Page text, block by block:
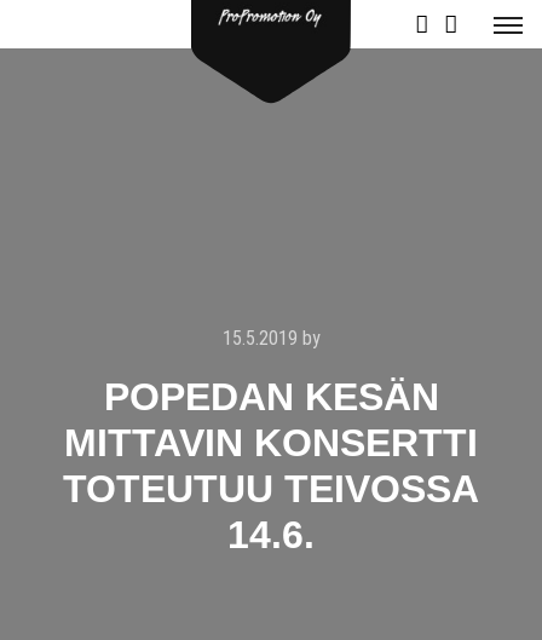
15.5.2019 by
POPEDAN KESÄN
MITTAVIN KONSERTTI
TOTEUTUU TEIVOSSA
14.6.